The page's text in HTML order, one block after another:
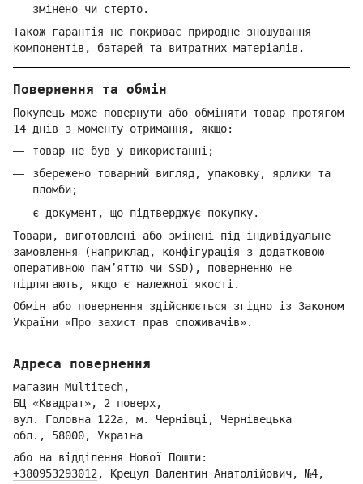
змінено чи стерто.
Також гарантія не покриває природне зношування
компонентів, батарей та витратних матеріалів.
Повернення та обмін
Покупець може повернути або обміняти товар протягом
14 днів з моменту отримання, якщо:
товар не був у використанні;
збережено товарний вигляд, упаковку, ярлики та
пломби;
є документ, що підтверджує покупку.
Товари, виготовлені або змінені під індивідуальне
замовлення (наприклад, конфігурація з додатковою
оперативною пам’яттю чи SSD), поверненню не
підлягають, якщо є належної якості.
Обмін або повернення здійснюється згідно із Законом
України «Про захист прав споживачів».
Адреса повернення
магазин Multitech,
БЦ «Квадрат», 2 поверх,
вул. Головна 122а, м. Чернівці, Чернівецька
обл., 58000, Україна
або на відділення Нової Пошти:
+380953293012 , Крецул Валентин Анатолійович, №4,